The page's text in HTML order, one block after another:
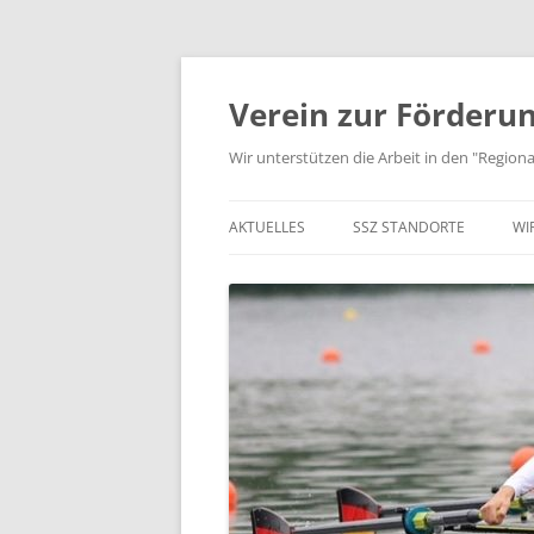
Zum
Verein zur
Wir unterstützen die Arbeit in den
AKTUELLES
AUS VEREIN UND SSZ
SSZ STANDORTE
STANDORTE RHEIN-MAIN
STANDORTE IN SÜDHESSEN
KOOPERIERENDE